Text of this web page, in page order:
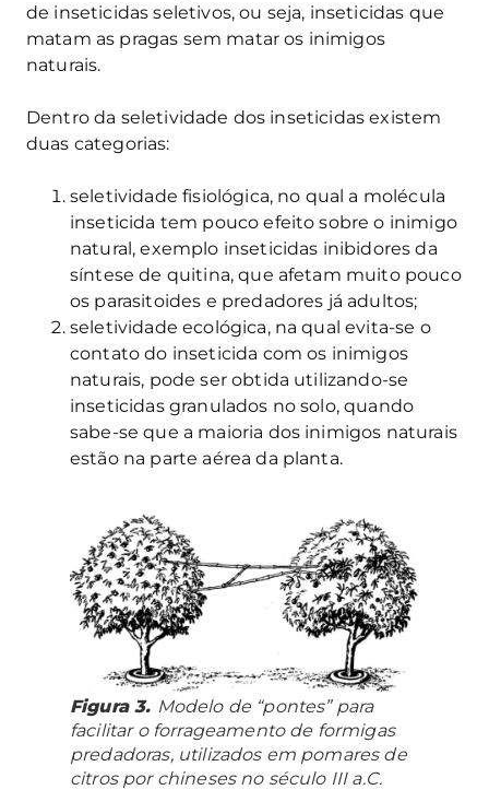
de inseticidas seletivos, ou seja, inseticidas que
matam as pragas sem matar os inimigos
naturais.
Dentro da seletividade dos inseticidas existem
duas categorias:
seletividade fisiológica, no qual a molécula
inseticida tem pouco efeito sobre o inimigo
natural, exemplo inseticidas inibidores da
síntese de quitina, que afetam muito pouco
os parasitoides e predadores já adultos;
seletividade ecológica, na qual evita-se o
contato do inseticida com os inimigos
naturais, pode ser obtida utilizando-se
inseticidas granulados no solo, quando
sabe-se que a maioria dos inimigos naturais
estão na parte aérea da planta.
Figura 3. Modelo de “pontes” para
facilitar o forrageamento de formigas
predadoras, utilizados em pomares de
citros por chineses no século III a.C.